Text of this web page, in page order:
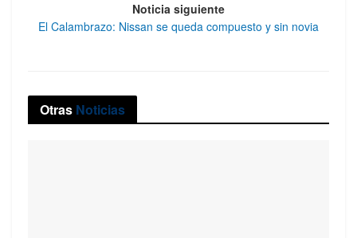
Noticia siguiente
El Calambrazo: Nissan se queda compuesto y sin novia
Otras Noticias